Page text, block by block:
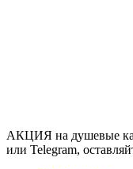
АКЦИЯ на душевые
или Telegram,